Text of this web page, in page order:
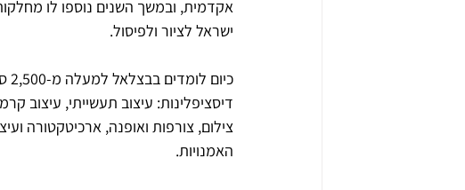
ישראל לציור ולפיסול.
דיסציפלינות: עיצוב תעשייתי, עיצוב
צילום, צורפות ואופנה, ארכיטקטורה
האמנויות.